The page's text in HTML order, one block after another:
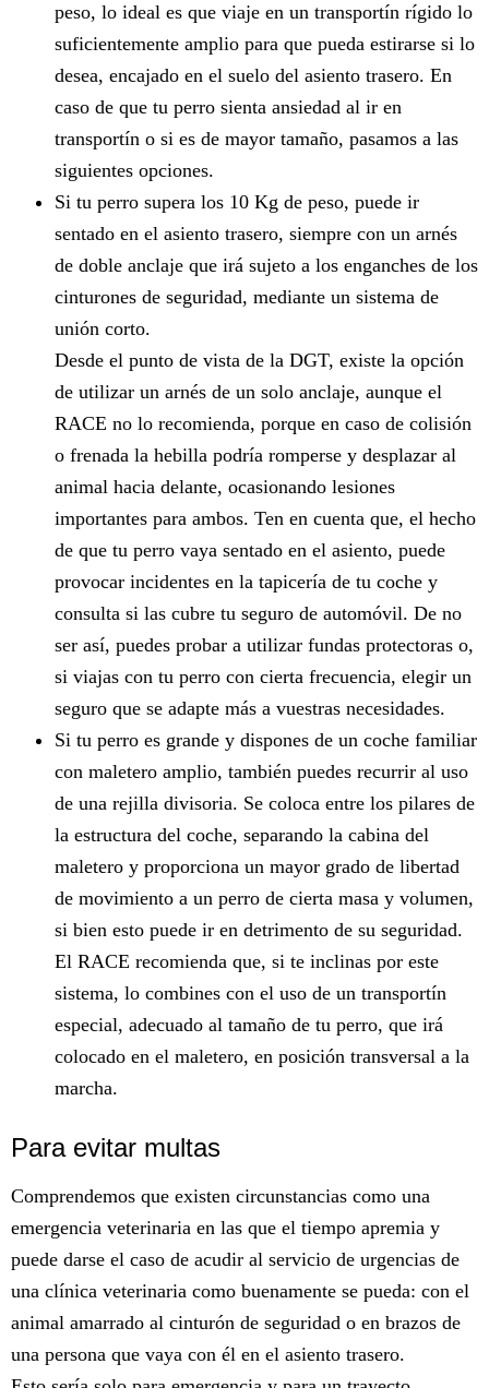
peso, lo ideal es que viaje en un transportín rígido lo
suficientemente amplio para que pueda estirarse si lo
desea, encajado en el suelo del asiento trasero. En
caso de que tu perro sienta ansiedad al ir en
transportín o si es de mayor tamaño, pasamos a las
siguientes opciones.
Si tu perro supera los 10 Kg de peso, puede ir
sentado en el asiento trasero, siempre con un arnés
de doble anclaje que irá sujeto a los enganches de los
cinturones de seguridad, mediante un sistema de
unión corto.
Desde el punto de vista de la DGT, existe la opción
de utilizar un arnés de un solo anclaje, aunque el
RACE no lo recomienda, porque en caso de colisión
o frenada la hebilla podría romperse y desplazar al
animal hacia delante, ocasionando lesiones
importantes para ambos. Ten en cuenta que, el hecho
de que tu perro vaya sentado en el asiento, puede
provocar incidentes en la tapicería de tu coche y
consulta si las cubre tu seguro de automóvil. De no
ser así, puedes probar a utilizar fundas protectoras o,
si viajas con tu perro con cierta frecuencia, elegir un
seguro que se adapte más a vuestras necesidades.
Si tu perro es grande y dispones de un coche familiar
con maletero amplio, también puedes recurrir al uso
de una rejilla divisoria. Se coloca entre los pilares de
la estructura del coche, separando la cabina del
maletero y proporciona un mayor grado de libertad
de movimiento a un perro de cierta masa y volumen,
si bien esto puede ir en detrimento de su seguridad.
El RACE recomienda que, si te inclinas por este
sistema, lo combines con el uso de un transportín
especial, adecuado al tamaño de tu perro, que irá
colocado en el maletero, en posición transversal a la
marcha.
Para evitar multas
Comprendemos que existen circunstancias como una
emergencia veterinaria en las que el tiempo apremia y
puede darse el caso de acudir al servicio de urgencias de
una clínica veterinaria como buenamente se pueda: con el
animal amarrado al cinturón de seguridad o en brazos de
una persona que vaya con él en el asiento trasero.